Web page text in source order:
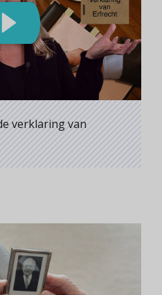
verklaring van